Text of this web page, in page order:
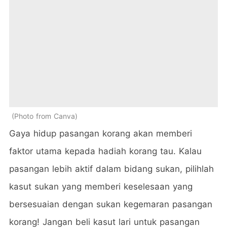
Photo from Canva
Gaya hidup pasangan korang akan memberi
faktor utama kepada hadiah korang tau. Kalau
pasangan lebih aktif dalam bidang sukan, pilihlah
kasut sukan yang memberi keselesaan yang
bersesuaian dengan sukan kegemaran pasangan
korang! Jangan beli kasut lari untuk pasangan